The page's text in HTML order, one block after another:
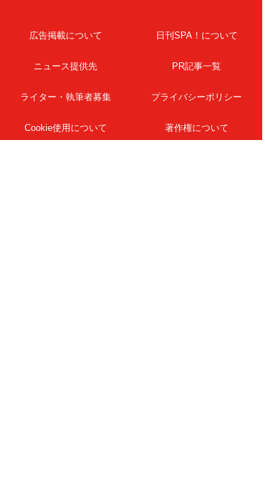
広告掲載について 日刊SPA！について
ニュース提供先 PR記事一覧
ライター・執筆者募集 プライバシーポリシー
Cookie使用について 著作権について